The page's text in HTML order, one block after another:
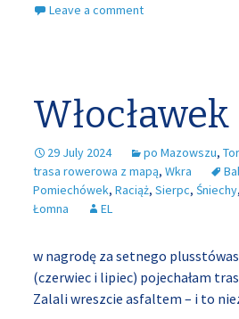
Leave a comment
Włocławek
29 July 2024 po Mazowszu,
trasa rowerowa z mapą, Wkra
Pomiechówek, Raciąż, Sierpc, Śniechy,
Łomna
EL
w nagrodę za setnego
(czerwiec i lipiec) pojechałam
Zalali wreszcie asfaltem – i to